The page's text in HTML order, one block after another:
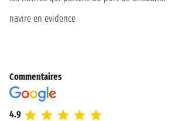
navire en evidence
Commentaires
4.9